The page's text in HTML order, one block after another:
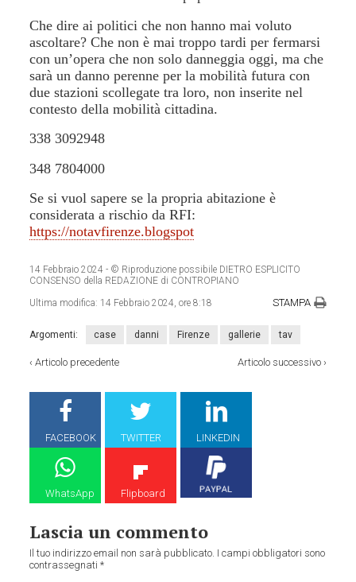
Che dire ai politici che non hanno mai voluto
ascoltare? Che non è mai troppo tardi per fermarsi
con un’opera che non solo danneggia oggi, ma che
sarà un danno perenne per la mobilità futura con
due stazioni scollegate tra loro, non inserite nel
contesto della mobilità cittadina.
338 3092948
348 7804000
Se si vuol sapere se la propria abitazione è
considerata a rischio da RFI:
https://notavfirenze.blogspot
14 Febbraio 2024 - © Riproduzione possibile DIETRO ESPLICITO
CONSENSO della REDAZIONE di CONTROPIANO
Ultima modifica: 14 Febbraio 2024, ore 8:18 STAMPA
Argomenti: case danni Firenze gallerie tav
‹Articolo precedente Articolo successivo›
FACEBOOK TWITTER LINKEDIN
WhatsApp Flipboard
Lascia un commento
Il tuo indirizzo email non sarà pubblicato. I campi obbligatori sono
contrassegnati*